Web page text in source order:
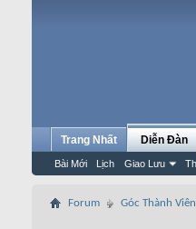
Trang Nhất Diễn Đàn
Bài Mới Lịch Giao Lưu
Forum Góc Thành Viên